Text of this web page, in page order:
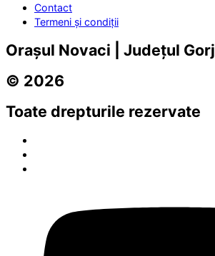
Contact
Termeni și condiții
Orașul Novaci | Județul Gorj
© 2026
Toate drepturile rezervate